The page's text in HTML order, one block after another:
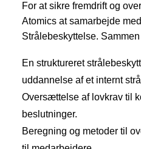
For at sikre fremdrift og
Atomics at samarbejde
Strålebeskyttelse.
En struktureret
uddannelse af et internt
Oversættelse af lovkrav til
beslutninger.
Beregning og metoder til